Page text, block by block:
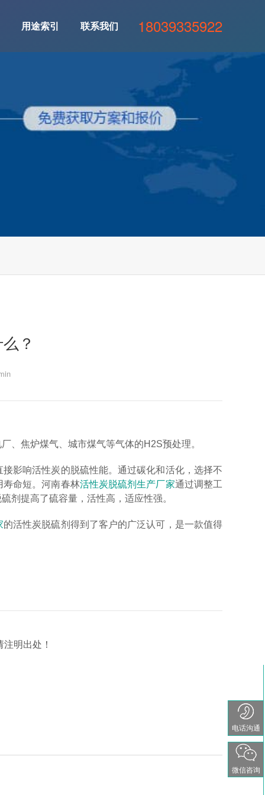
用途索引 联系我们 18039335922
？
、焦炉煤气、城市煤气等气体的H2S预处理。
影响活性炭的脱硫性能。通过碳化和活化，选择不
寿命短。河南春林活性炭脱硫剂生产厂家通过调整工
剂提高了硫容量，活性高，适应性强。
的活性炭脱硫剂得到了客户的广泛认可，是一款值得
明出处！
电话沟通
微信咨询